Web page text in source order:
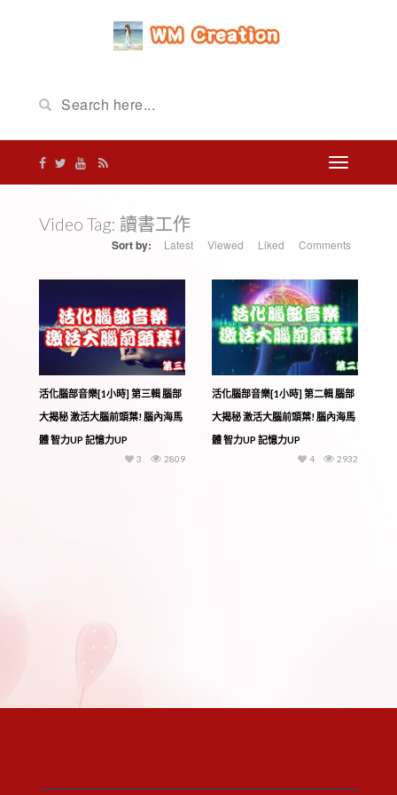
Video Tag: 讀書工作
Sort by: Latest Viewed Liked Comments
活化腦部音樂[1小時] 第三輯 腦部
大揭秘 激活大腦前頭葉! 腦內海馬
體 智力UP 記憶力UP
2809
3
活化腦部音樂[1小時] 第二輯 腦部
大揭秘 激活大腦前頭葉! 腦內海馬
體 智力UP 記憶力UP
2932
4